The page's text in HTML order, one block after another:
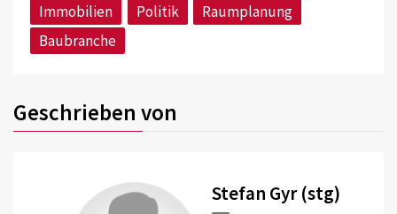
Immobilien Politik
Raumplanung
Baubranche
Geschrieben von
Stefan Gyr (stg)